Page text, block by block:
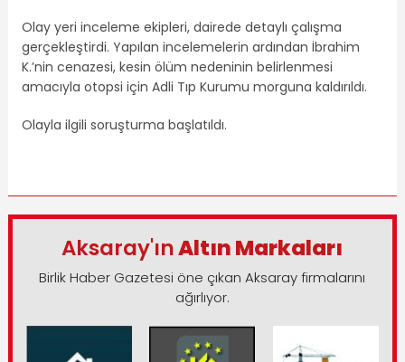
Olay yeri inceleme ekipleri, dairede detaylı çalışma
gerçekleştirdi. Yapılan incelemelerin ardından İbrahim
K.’nin cenazesi, kesin ölüm nedeninin belirlenmesi
amacıyla otopsi için Adli Tıp Kurumu morguna kaldırıldı.
Olayla ilgili soruşturma başlatıldı.
Aksaray'ınAltın Markaları
Birlik Haber Gazetesi öne çıkan Aksaray firmalarını
ağırlıyor.